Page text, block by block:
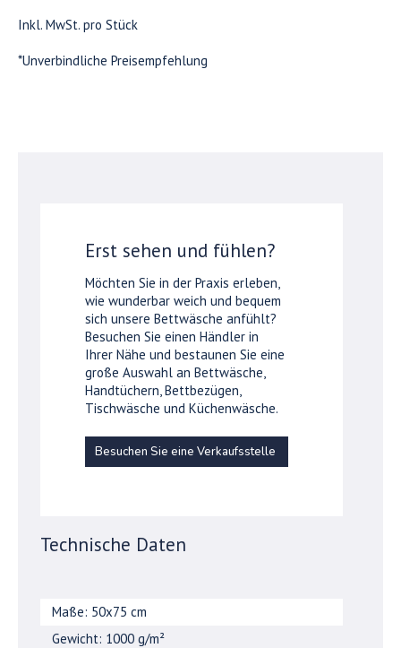
Inkl. MwSt. pro Stück
*Unverbindliche Preisempfehlung
Erst sehen und fühlen?
Möchten Sie in der Praxis erleben,
wie wunderbar weich und bequem
sich unsere Bettwäsche anfühlt?
Besuchen Sie einen Händler in
Ihrer Nähe und bestaunen Sie eine
große Auswahl an Bettwäsche,
Handtüchern, Bettbezügen,
Tischwäsche und Küchenwäsche.
Besuchen Sie eine Verkaufsstelle
Technische Daten
Maße: 50x75 cm
Gewicht: 1000 g/m²